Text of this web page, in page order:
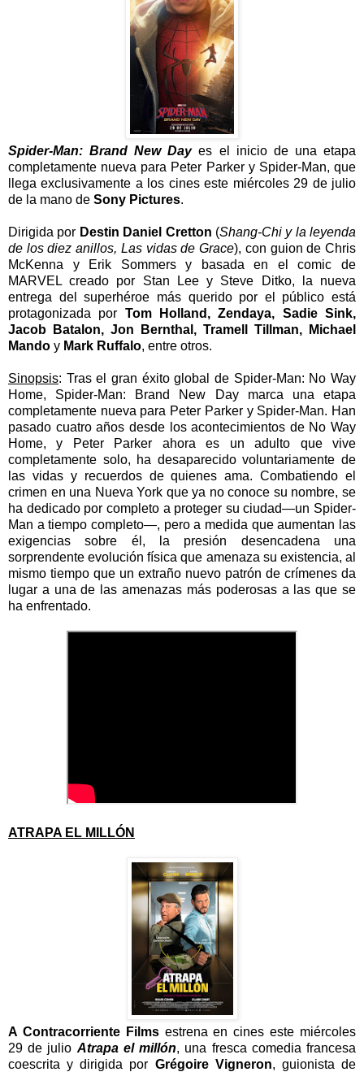
Spider-Man: Brand New Dayes el inicio de una etapa
completamente nueva para Peter Parker y Spider-Man, que
llega exclusivamente a los cines este miércoles 29 de julio
de la mano de Sony Pictures.
Dirigida por Destin Daniel Cretton (Shang-Chi y la leyenda
de los diez anillos, Las vidas de Grace), con guion de Chris
McKenna y Erik Sommers y basada en el comic de
MARVEL creado por Stan Lee y Steve Ditko, la nueva
entrega del superhéroe más querido por el público está
protagonizada por Tom Holland, Zendaya, Sadie Sink,
Jacob Batalon, Jon Bernthal, Tramell Tillman, Michael
Mando y Mark Ruffalo, entre otros.
Sinopsis: Tras el gran éxito global de Spider-Man: No Way
Home, Spider-Man: Brand New Day marca una etapa
completamente nueva para Peter Parker y Spider-Man. Han
pasado cuatro años desde los acontecimientos de No Way
Home, y Peter Parker ahora es un adulto que vive
completamente solo, ha desaparecido voluntariamente de
las vidas y recuerdos de quienes ama. Combatiendo el
crimen en una Nueva York que ya no conoce su nombre, se
ha dedicado por completo a proteger su ciudad—un Spider-
Man a tiempo completo—, pero a medida que aumentan las
exigencias sobre él, la presión desencadena una
sorprendente evolución física que amenaza su existencia, al
mismo tiempo que un extraño nuevo patrón de crímenes da
lugar a una de las amenazas más poderosas a las que se
ha enfrentado.
ATRAPA EL MILLÓN
A Contracorriente Filmsestrena en cines este miércoles
29 de julio Atrapa el millón, una fresca comedia francesa
coescrita y dirigida por Grégoire Vigneron, guionista de